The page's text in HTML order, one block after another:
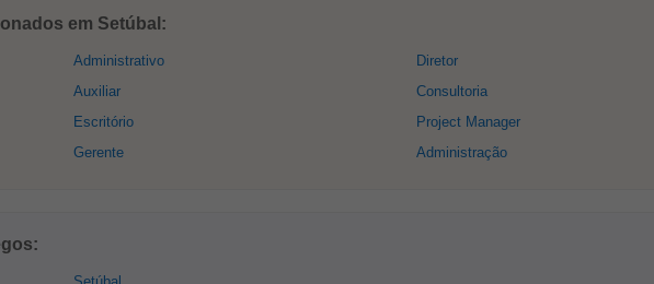
em Setúbal:
Administrativo
Auxiliar
Escritório
Gerente
Diretor
Consultoria
Project Manager
Administração